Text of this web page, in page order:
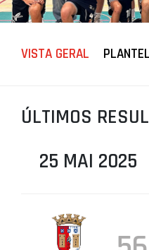
VISTA GERAL PLANTEL
ÚLTIMOS
25 MAI 2025